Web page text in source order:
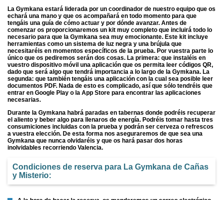
La Gymkana estará liderada por un coordinador de nuestro equipo que os
echará una mano y que os acompañará en todo momento para que
tengáis una guía de cómo actuar y por dónde avanzar. Antes de
comenzar os proporcionaremos un kit muy completo que incluirá todo lo
necesario para que la Gymkana sea muy emocionante. Este kit incluye
herramientas como un sistema de luz negra y una brújula que
necesitaréis en momentos específicos de la prueba. Por vuestra parte lo
único que os pediremos serán dos cosas. La primera: que instaléis en
vuestro dispositivo móvil una aplicación que os permita leer códigos QR,
dado que será algo que tendrá importancia a lo largo de la Gymkana. La
segunda: que también tengáis una aplicación con la cual sea posible leer
documentos PDF. Nada de esto es complicado, así que sólo tendréis que
entrar en Google Play o la App Store para encontrar las aplicaciones
necesarias.
Durante la Gymkana habrá paradas en tabernas donde podréis recuperar
el aliento y beber algo para llenaros de energía. Podréis tomar hasta tres
consumiciones incluidas con la prueba y podrán ser cerveza o refrescos
a vuestra elección. De esta forma nos aseguraremos de que sea una
Gymkana que nunca olvidaréis y que os hará pasar dos horas
inolvidables recorriendo Valencia.
Condiciones de reserva para La Gymkana de Cañas
y Misterio: